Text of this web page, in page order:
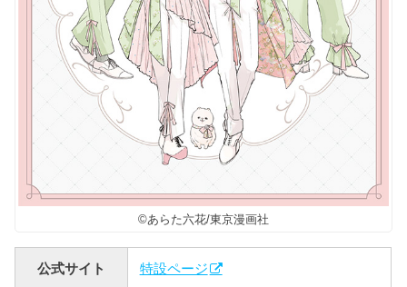
©あらた六花/東京漫画社
公式サイト 特設ページ